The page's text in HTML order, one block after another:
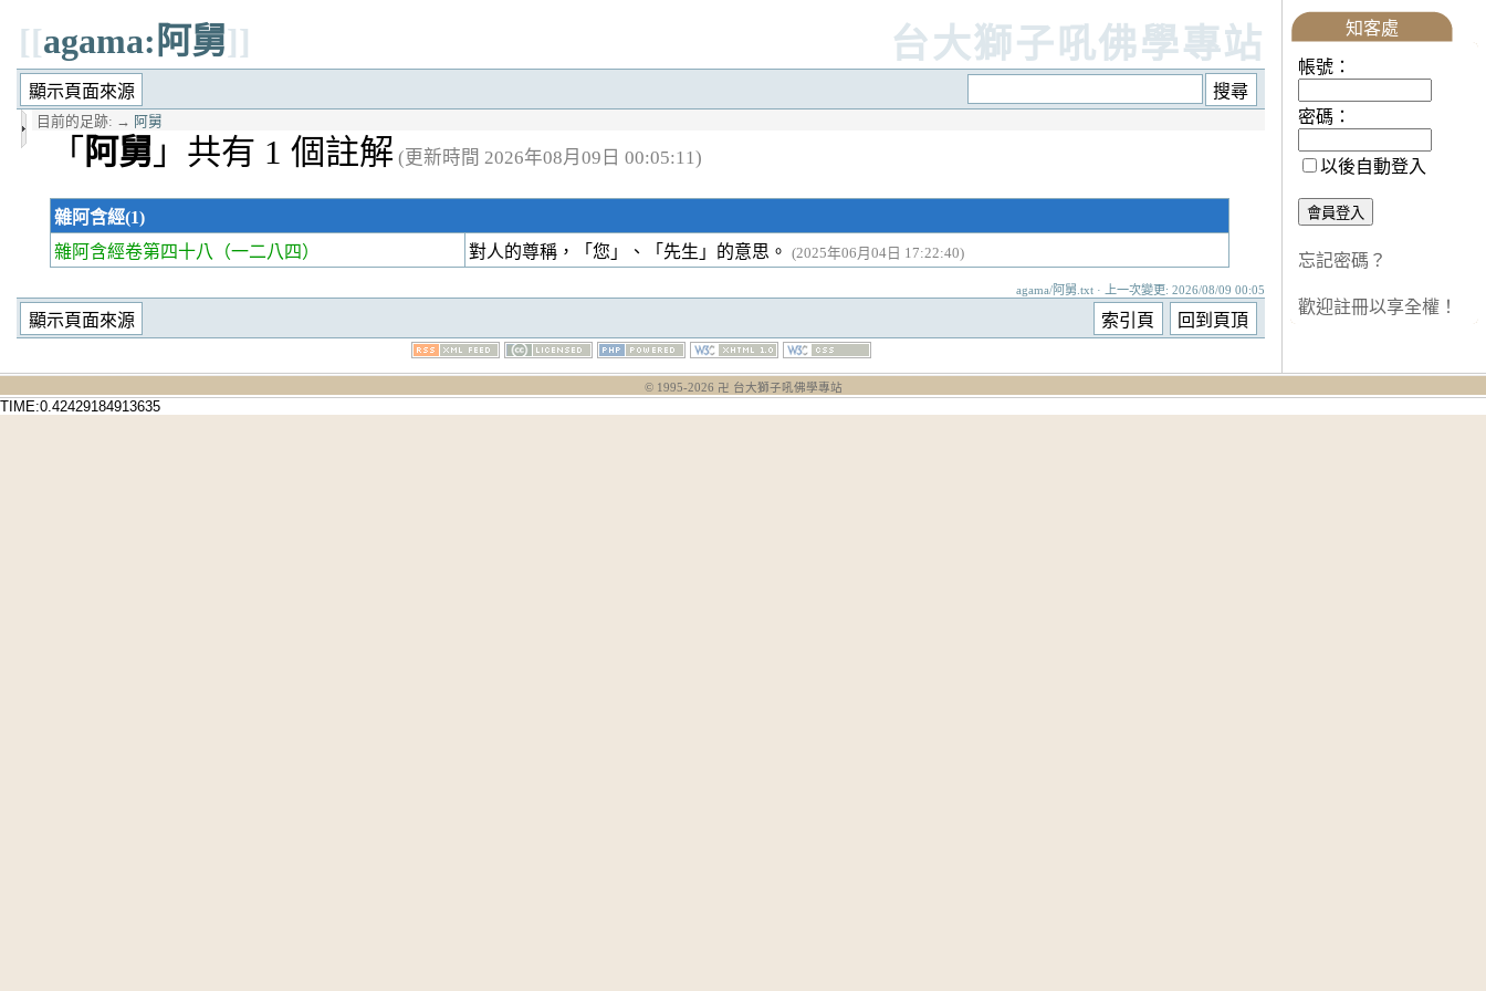
[[agama:阿舅]] 台大獅子吼佛學專站
目前的足跡: → 阿舅
「 阿舅 」共有 1 個註解 (更新時間 2026年08月09日 00:05:11)
雜阿含經(1)
雜阿含經卷第四十八
（一二八四） 對人的尊稱，「您」、「先生」的意思。 (2025年06月04日 17:22:40)
agama/阿舅.txt · 上一次變更: 2026/08/09 00:05
知客處
帳號：
密碼：
以後自動登入
忘記密碼？
歡迎註冊以享全權！
© 1995-2026 卍 台大獅子吼佛學專站
TIME:0.42429184913635